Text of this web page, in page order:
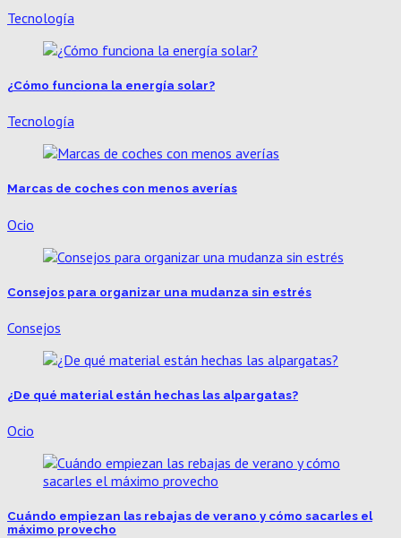
Tecnología
¿Cómo funciona la energía solar?
Tecnología
Marcas de coches con menos averías​
Ocio
Consejos para organizar una mudanza sin estrés
Consejos
¿De qué material están hechas las alpargatas?
Ocio
Cuándo empiezan las rebajas de verano y cómo sacarles el
máximo provecho